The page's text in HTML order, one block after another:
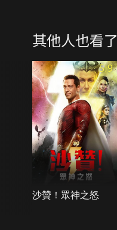
其他人也看了
5.9
沙贊！眾神之怒